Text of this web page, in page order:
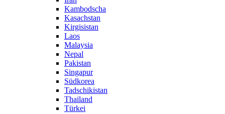
Kambodscha
Kasachstan
Kirgisistan
Laos
Malaysia
Nepal
Pakistan
Singapur
Südkorea
Tadschikistan
Thailand
Türkei